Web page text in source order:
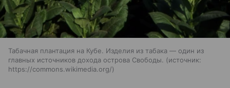
Табачная плантация на Кубе. Изделия из табака — один из
главных источников дохода острова Свободы.
источник:
https://commons.wikimedia.org/